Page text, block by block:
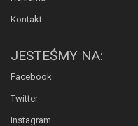
Kontakt
JESTEŚMY NA:
Facebook
Twitter
Instagram